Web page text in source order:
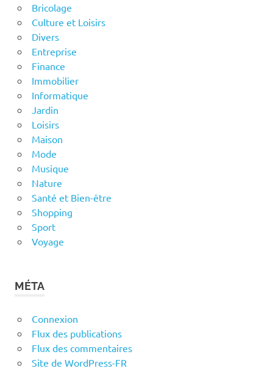
Bricolage
Culture et Loisirs
Divers
Entreprise
Finance
Immobilier
Informatique
Jardin
Loisirs
Maison
Mode
Musique
Nature
Santé et Bien-être
Shopping
Sport
Voyage
MÉTA
Connexion
Flux des publications
Flux des commentaires
Site de WordPress-FR